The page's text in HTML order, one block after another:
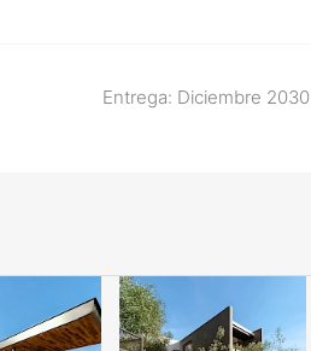
Entrega: Diciembre 2030